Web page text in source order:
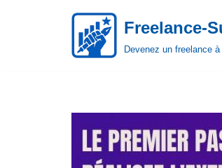
Freelance-
Devenez un freelance